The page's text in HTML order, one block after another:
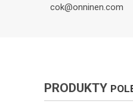
cok@onninen.com
PRODUKTY